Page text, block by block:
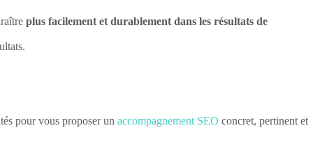
plus facilement et durablement dans les résultats de
pour vous proposer un accompagnement SEO concret, pertinent et